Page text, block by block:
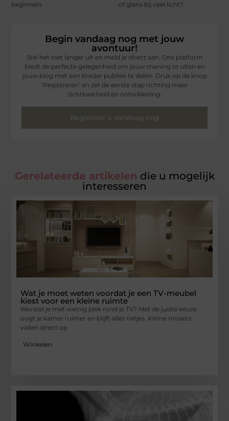
beginners
of glans bij veel licht?
Begin vandaag nog met jouw
avontuur!
Stel het niet langer uit en meld je direct aan. Ons platform
biedt de perfecte gelegenheid om jouw mening te uiten en
jouw blog met een breder publiek te delen. Druk op de knop
‘Registreren’ en zet de eerste stap richting meer
zichtbaarheid en ontwikkeling.
Registreer u vandaag nog
Gerelateerde artikelen die u mogelijk
interesseren
Wat je moet weten voordat je een TV-meubel
kiest voor een kleine ruimte
Worstel je met weinig plek rond je TV? Met de juiste keuze
oogt je kamer ruimer en blijft alles netjes. Kleine missers
vallen direct op
Winkelen